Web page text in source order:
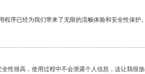
程序已经为我们带来了无限的流畅体验和安全性保护
性很高，使用过程中不会泄露个人信息，这让我很